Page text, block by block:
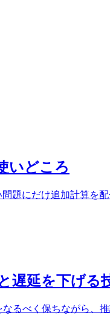
いどころ
題にだけ追加計算を
遅延を下げる
るべく保ちながら、